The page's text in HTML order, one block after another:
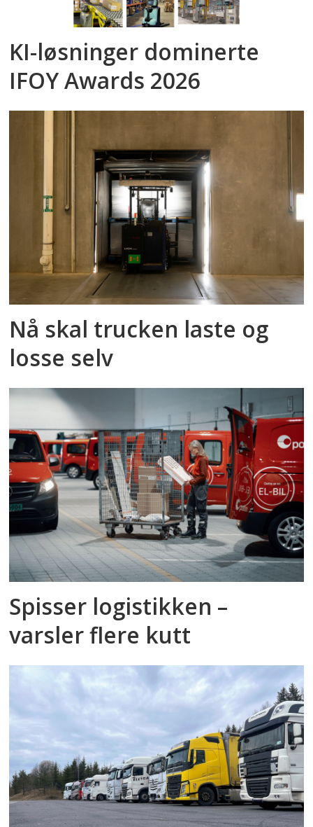
KI-løsninger dominerte
IFOY Awards 2026
Nå skal trucken laste og
losse selv
Spisser logistikken –
varsler flere kutt